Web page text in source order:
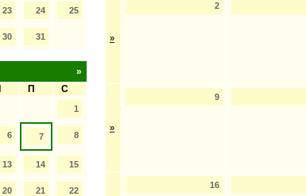
23 24 25
30 31
»
П С
1
6 7 8
13 14 15
20 21 22
»
2
»
9
16